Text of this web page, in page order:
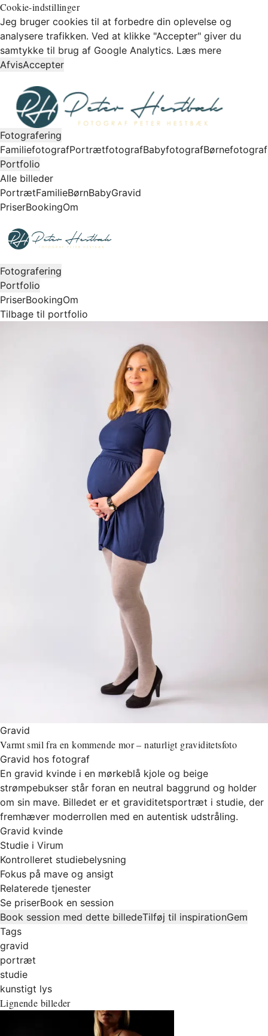
Cookie-indstillinger
Jeg bruger cookies til at forbedre din oplevelse og
analysere trafikken. Ved at klikke "Accepter" giver du
samtykke til brug af Google Analytics. Læs mere
AfvisAccepter
Fotografering
FamiliefotografPortrætfotografBabyfotografBørnefotograf
Portfolio
Alle billeder
PortrætFamilieBørnBabyGravid
PriserBookingOm
Fotografering
Portfolio
PriserBookingOm
Tilbage til portfolio
Gravid
Varmt smil fra en kommende mor – naturligt graviditetsfoto
Gravid hos fotograf
En gravid kvinde i en mørkeblå kjole og beige
strømpebukser står foran en neutral baggrund og holder
om sin mave. Billedet er et graviditetsportræt i studie, der
fremhæver moderrollen med en autentisk udstråling.
Gravid kvinde
Studie i Virum
Kontrolleret studiebelysning
Fokus på mave og ansigt
Relaterede tjenester
Se priserBook en session
Book session med dette billedeTilføj til inspirationGem
Tags
gravid
portræt
studie
kunstigt lys
Lignende billeder